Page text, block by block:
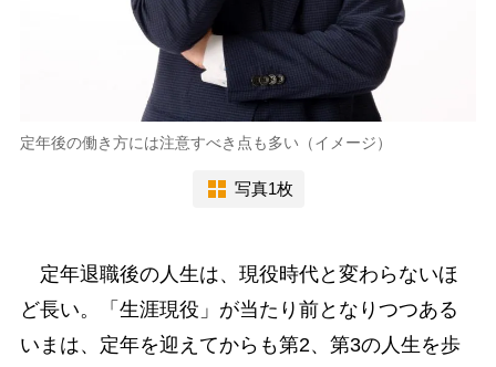
定年後の働き方には注意すべき点も多い（イメージ）
写真1枚
定年退職後の人生は、現役時代と変わらないほ
ど長い。「生涯現役」が当たり前となりつつある
いまは、定年を迎えてからも第2、第3の人生を歩